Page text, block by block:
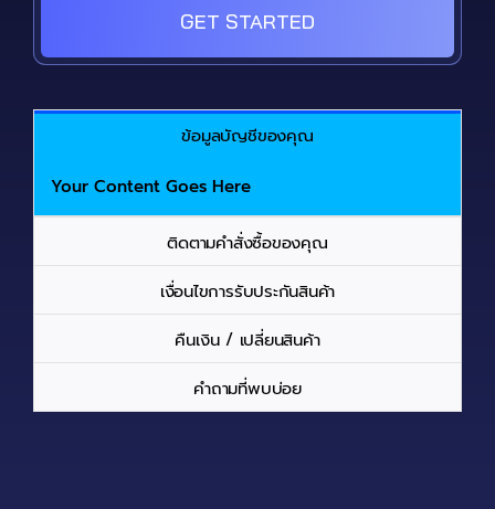
GET STARTED
ข้อมูลบัญชีของคุณ
Your Content Goes Here
ติดตามคำสั่งซื้อของคุณ
เงื่อนไขการรับประกันสินค้า
คืนเงิน / เปลี่ยนสินค้า
คำถามที่พบบ่อย